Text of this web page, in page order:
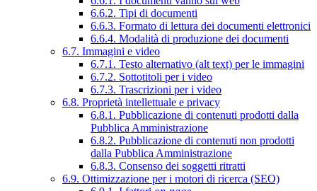
6.6.2. Tipi di documenti
6.6.3. Formato di lettura dei documenti elettronici
6.6.4. Modalità di produzione dei documenti
6.7. Immagini e video
6.7.1. Testo alternativo (alt text) per le immagini
6.7.2. Sottotitoli per i video
6.7.3. Trascrizioni per i video
6.8. Proprietà intellettuale e privacy
6.8.1. Pubblicazione di contenuti prodotti dalla
Pubblica Amministrazione
6.8.2. Pubblicazione di contenuti non prodotti
dalla Pubblica Amministrazione
6.8.3. Consenso dei soggetti ritratti
6.9. Ottimizzazione per i motori di ricerca (SEO)